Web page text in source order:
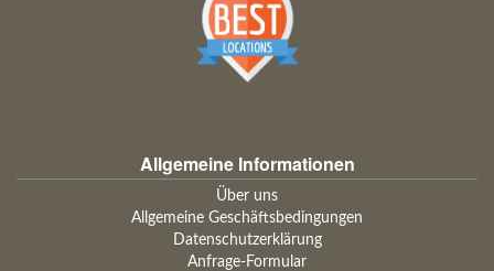
Allgemeine Informationen
Über uns
Allgemeine Geschäftsbedingungen
Datenschutzerklärung
Anfrage-Formular